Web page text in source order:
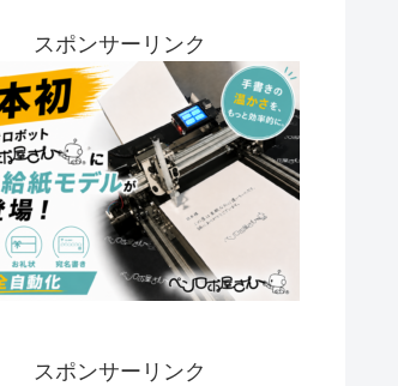
スポンサーリンク
スポンサーリンク